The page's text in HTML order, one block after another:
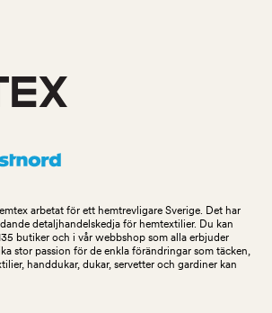
arbetat för ett hemtrevligare Sverige. Det har
detaljhandelskedja för hemtextilier. Du kan
butiker och i vår webbshop som alla erbjuder
stor passion för de enkla förändringar som täcken,
handdukar, dukar, servetter och gardiner kan